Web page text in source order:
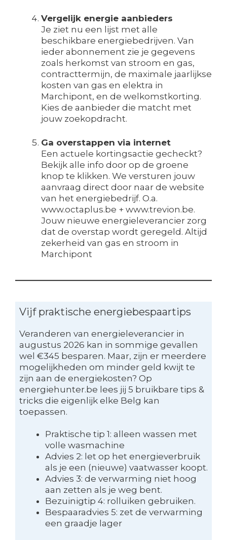
Vergelijk energie aanbieders
Je ziet nu een lijst met alle
beschikbare energiebedrijven. Van
ieder abonnement zie je gegevens
zoals herkomst van stroom en gas,
contracttermijn, de maximale jaarlijkse
kosten van gas en elektra in
Marchipont, en de welkomstkorting.
Kies de aanbieder die matcht met
jouw zoekopdracht.
Ga overstappen via internet
Een actuele kortingsactie gecheckt?
Bekijk alle info door op de groene
knop te klikken. We versturen jouw
aanvraag direct door naar de website
van het energiebedrijf. O.a.
www.octaplus.be + www.trevion.be.
Jouw nieuwe energieleverancier zorg
dat de overstap wordt geregeld. Altijd
zekerheid van gas en stroom in
Marchipont
Vijf praktische energiebespaartips
Veranderen van energieleverancier in
augustus 2026 kan in sommige gevallen
wel €345 besparen. Maar, zijn er meerdere
mogelijkheden om minder geld kwijt te
zijn aan de energiekosten? Op
energiehunter.be lees jij 5 bruikbare tips &
tricks die eigenlijk elke Belg kan
toepassen.
Praktische tip 1: alleen wassen met
volle wasmachine
Advies 2: let op het energieverbruik
als je een (nieuwe) vaatwasser koopt.
Advies 3: de verwarming niet hoog
aan zetten als je weg bent.
Bezuinigtip 4: rolluiken gebruiken.
Bespaaradvies 5: zet de verwarming
een graadje lager